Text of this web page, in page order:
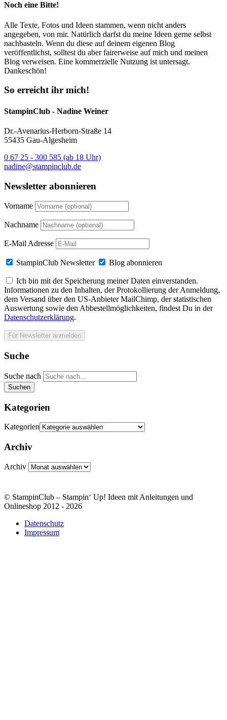
Noch eine Bitte!
Alle Texte, Fotos und Ideen stammen, wenn nicht anders
angegeben, von mir. Natürlich darfst du meine Ideen gerne selbst
nachbasteln. Wenn du diese auf deinem eigenen Blog
veröffentlichst, solltest du aber fairerweise auf mich und meinen
Blog verweisen. Eine kommerzielle Nutzung ist untersagt.
Dankeschön!
So erreicht ihr mich!
StampinClub - Nadine Weiner
Dr.-Avenarius-Herborn-Straße 14
55435 Gau-Algesheim
0 67 25 - 300 585 (ab 18 Uhr)
nadine@stampinclub.de
Newsletter abonnieren
Vorname
Nachname
E-Mail Adresse
StampinClub Newsletter Blog abonnieren
Ich bin mit der Speicherung meiner Daten einverstanden.
Informationen zu den Inhalten, der Protokollierung der Anmeldung,
dem Versand über den US-Anbieter MailChimp, der statistischen
Auswertung sowie den Abbestellmöglichkeiten, findest Du in der
Datenschutzerklärung.
Suche
Suche nach
Suchen
Kategorien
Kategorien
Archiv
Archiv
© StampinClub – Stampin‘ Up! Ideen mit Anleitungen und
Onlineshop 2012 - 2026
Datenschutz
Impressum